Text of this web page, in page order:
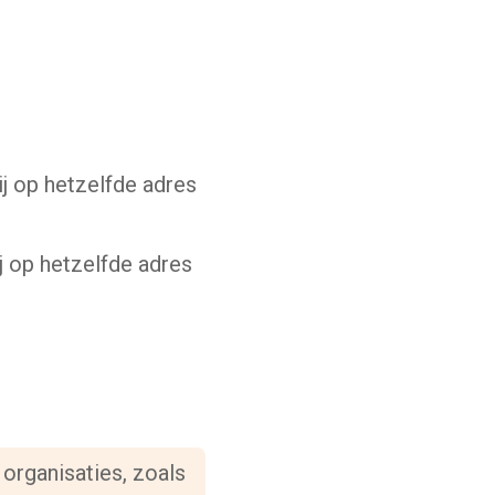
op hetzelfde adres
op hetzelfde adres
zoals